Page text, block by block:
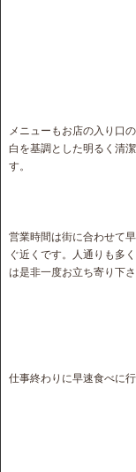
メニューもお店の入り口
白を基調とした明るく清
す。
営業時間は街に合わせて
ぐ近くです。人通りも多
は是非一度お立ち寄り下さ
仕事終わりに早速食べに